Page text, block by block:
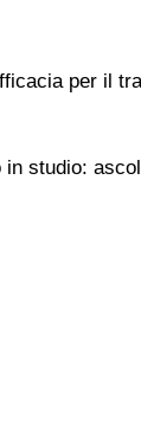
per il
studio: